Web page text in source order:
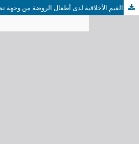
دور رياض الأطفال في تنمية القيم الأخلاقية لدى أطفال الروضة من وجهة نظر المعلمات بمدينة المكلا